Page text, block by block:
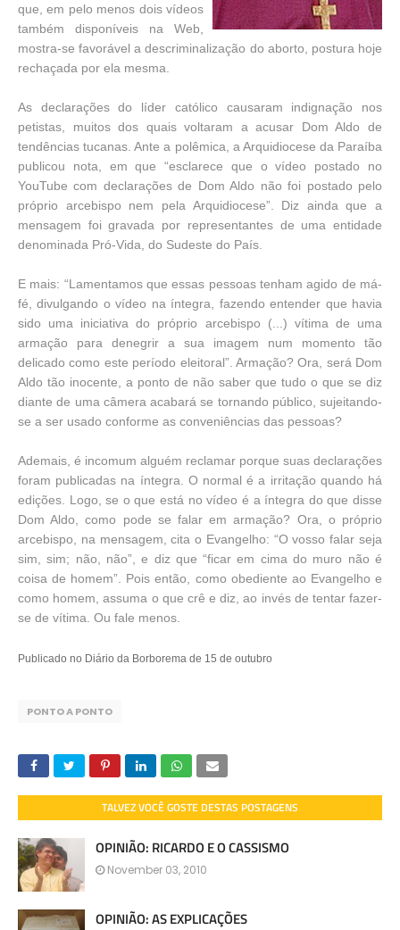
que, em pelo menos dois vídeos
também disponíveis na Web,
mostra-se favorável a descriminalização do aborto, postura hoje
rechaçada por ela mesma.
As declarações do líder católico causaram indignação nos
petistas, muitos dos quais voltaram a acusar Dom Aldo de
tendências tucanas. Ante a polêmica, a Arquidiocese da Paraíba
publicou nota, em que “esclarece que o vídeo postado no
YouTube com declarações de Dom Aldo não foi postado pelo
próprio arcebispo nem pela Arquidiocese”. Diz ainda que a
mensagem foi gravada por representantes de uma entidade
denominada Pró-Vida, do Sudeste do País.
E mais: “Lamentamos que essas pessoas tenham agido de má-
fé, divulgando o vídeo na íntegra, fazendo entender que havia
sido uma iniciativa do próprio arcebispo (...) vítima de uma
armação para denegrir a sua imagem num momento tão
delicado como este período eleitoral”. Armação? Ora, será Dom
Aldo tão inocente, a ponto de não saber que tudo o que se diz
diante de uma câmera acabará se tornando público, sujeitando-
se a ser usado conforme as conveniências das pessoas?
Ademais, é incomum alguém reclamar porque suas declarações
foram publicadas na íntegra. O normal é a irritação quando há
edições. Logo, se o que está no vídeo é a íntegra do que disse
Dom Aldo, como pode se falar em armação? Ora, o próprio
arcebispo, na mensagem, cita o Evangelho: “O vosso falar seja
sim, sim; não, não”, e diz que “ficar em cima do muro não é
coisa de homem”. Pois então, como obediente ao Evangelho e
como homem, assuma o que crê e diz, ao invés de tentar fazer-
se de vítima. Ou fale menos.
Publicado no Diário da Borborema de 15 de outubro
PONTO A PONTO
TALVEZ VOCÊ GOSTE DESTAS POSTAGENS
OPINIÃO: RICARDO E O CASSISMO
November 03, 2010
OPINIÃO: AS EXPLICAÇÕES